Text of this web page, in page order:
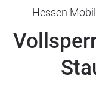
Hessen